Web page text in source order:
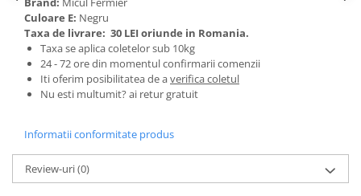
Tractoraș de tuns gazonul
Zootehnie
Incubatoare, oparitoare si
deplumatoare
Echipamente pentru animale
Piese si accesorii aparate de tuns
Tarcuri animale
Semanatori
Culoare E: Negru
Taxa de livrare: 30 LEI oriunde in Romania.
Taxa se aplica coletelor sub 10kg
24 - 72 ore din momentul confirmarii comenzii
Iti oferim posibilitatea de averifica coletul
Nu esti multumit? ai retur gratuit
Informatii conformitate produs
Review-uri(0)